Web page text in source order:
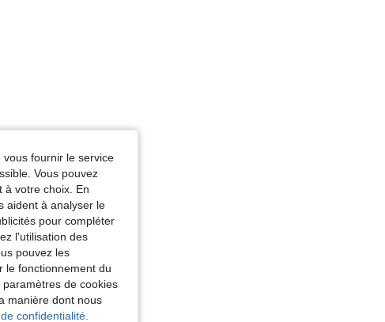
fournir le service
Vous pouvez
à votre choix. En
aident à analyser le
pour compléter
l'utilisation des
pouvez les
le fonctionnement du
de cookies
manière dont nous
confidentialité.